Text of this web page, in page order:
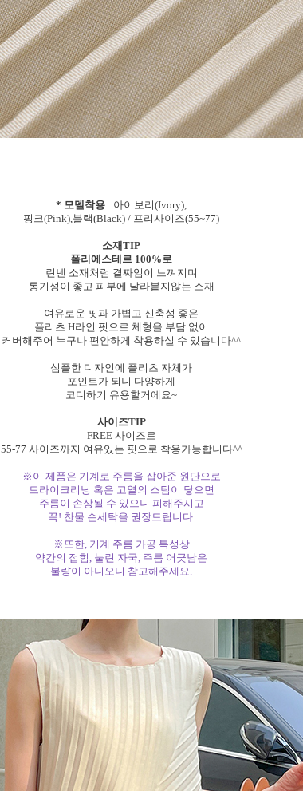
* 모델착용 : 아이보리(Ivory),
핑크(Pink),블랙(Black) / 프리사이즈(55~77)
소재TIP
폴리에스테르 100%로
린넨 소재처럼 결짜임이 느껴지며
통기성이 좋고 피부에 달라붙지않는 소재
여유로운 핏과 가볍고 신축성 좋은
플리츠 H라인 핏으로 체형을 부담 없이
커버해주어 누구나 편안하게 착용하실 수 있습니다^^
심플한 디자인에 플리츠 자체가
포인트가 되니 다양하게
코디하기 유용할거에요~
사이즈TIP
FREE 사이즈로
55-77 사이즈까지 여유있는 핏으로 착용가능합니다^^
※이 제품은 기계로 주름을 잡아준 원단으로
드라이크리닝 혹은 고열의 스팀이 닿으면
주름이 손상될 수 있으니 피해주시고
꼭! 찬물 손세탁을 권장드립니다.
※또한, 기계 주름 가공 특성상
약간의 접힘, 눌린 자국, 주름 어긋남은
불량이 아니오니 참고해주세요.